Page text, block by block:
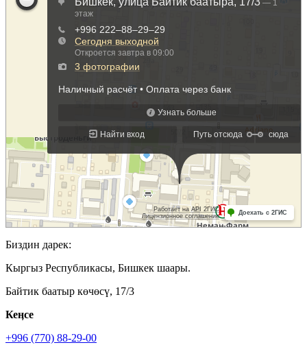
Биздин дарек:
Кыргыз Республикасы, Бишкек шаары.
Байтик баатыр көчөсү, 17/3
Кеӊсе
+996 (770) 88-29-00